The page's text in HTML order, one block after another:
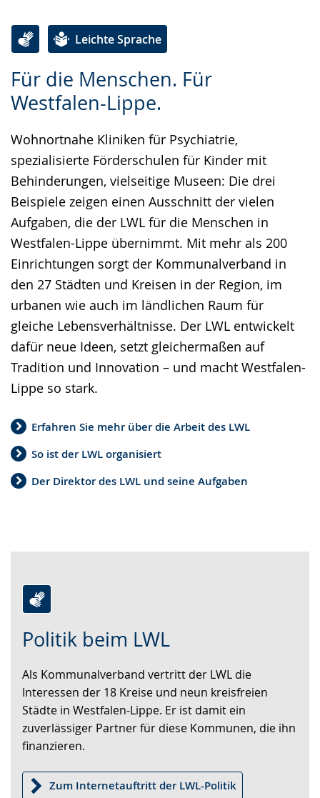
Für die Menschen. Für
Westfalen-Lippe.
Wohnortnahe Kliniken für Psychiatrie,
spezialisierte Förderschulen für Kinder mit
Behinderungen, vielseitige Museen: Die drei
Beispiele zeigen einen Ausschnitt der vielen
Aufgaben, die der LWL für die Menschen in
Westfalen-Lippe übernimmt. Mit mehr als 200
Einrichtungen sorgt der Kommunalverband in
den 27 Städten und Kreisen in der Region, im
urbanen wie auch im ländlichen Raum für
gleiche Lebensverhältnisse. Der LWL entwickelt
dafür neue Ideen, setzt gleichermaßen auf
Tradition und Innovation – und macht Westfalen-
Lippe so stark.
Erfahren Sie mehr über die Arbeit des LWL
So ist der LWL organisiert
Der Direktor des LWL und seine Aufgaben
Leichte Sprache
Leichten
Sprache
Audio-
Unterstützung.
Video
in
Gebärdensprache
wird
angezeigt.
Politik beim LWL
Leichten
wechseln.
Audio-
Video
Deutscher
Gebärdensprache
wird
angezeigt.
Als Kommunalverband vertritt der LWL die
Interessen der 18 Kreise und neun kreisfreien
Städte in Westfalen-Lippe. Er ist damit ein
zuverlässiger Partner für diese Kommunen, die ihn
finanzieren.
Zum Internetauftritt der LWL-Politik